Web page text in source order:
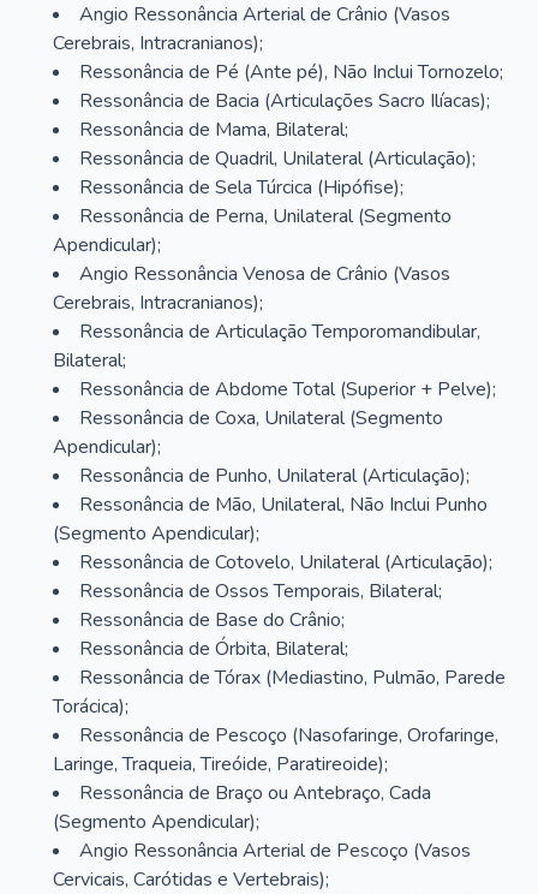
Angio Ressonância Arterial de Crânio (Vasos
Cerebrais, Intracranianos);
Ressonância de Pé (Ante pé), Não Inclui Tornozelo;
Ressonância de Bacia (Articulações Sacro Ilíacas);
Ressonância de Mama, Bilateral;
Ressonância de Quadril, Unilateral (Articulação);
Ressonância de Sela Túrcica (Hipófise);
Ressonância de Perna, Unilateral (Segmento
Apendicular);
Angio Ressonância Venosa de Crânio (Vasos
Cerebrais, Intracranianos);
Ressonância de Articulação Temporomandibular,
Bilateral;
Ressonância de Abdome Total (Superior + Pelve);
Ressonância de Coxa, Unilateral (Segmento
Apendicular);
Ressonância de Punho, Unilateral (Articulação);
Ressonância de Mão, Unilateral, Não Inclui Punho
(Segmento Apendicular);
Ressonância de Cotovelo, Unilateral (Articulação);
Ressonância de Ossos Temporais, Bilateral;
Ressonância de Base do Crânio;
Ressonância de Órbita, Bilateral;
Ressonância de Tórax (Mediastino, Pulmão, Parede
Torácica);
Ressonância de Pescoço (Nasofaringe, Orofaringe,
Laringe, Traqueia, Tireóide, Paratireoide);
Ressonância de Braço ou Antebraço, Cada
(Segmento Apendicular);
Angio Ressonância Arterial de Pescoço (Vasos
Cervicais, Carótidas e Vertebrais);